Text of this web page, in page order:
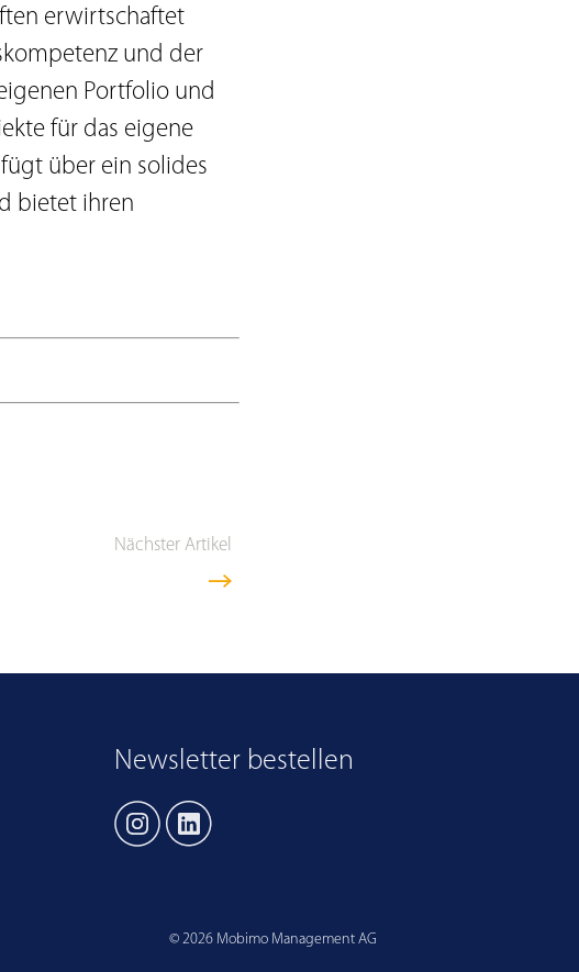
erwirtschaftet
und der
Portfolio und
für das eigene
über ein solides
bietet ihren
Nächster Artikel
Newsletter bestellen
© 2026Mobimo Management AG